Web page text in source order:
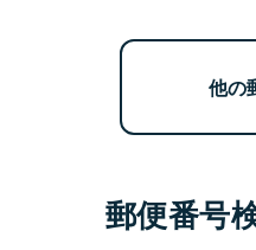
他の
郵便番号